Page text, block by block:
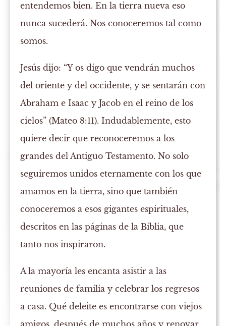
entendemos bien. En la tierra nueva eso
nunca sucederá. Nos conoceremos tal como
somos.
Jesús dijo: “Y os digo que vendrán muchos
del oriente y del occidente, y se sentarán con
Abraham e Isaac y Jacob en el reino de los
cielos” (Mateo 8:11). Indudablemente, esto
quiere decir que reconoceremos a los
grandes del Antiguo Testamento. No solo
seguiremos unidos eternamente con los que
amamos en la tierra, sino que también
conoceremos a esos gigantes espirituales,
descritos en las páginas de la Biblia, que
tanto nos inspiraron.
A la mayoría les encanta asistir a las
reuniones de familia y celebrar los regresos
a casa. Qué deleite es encontrarse con viejos